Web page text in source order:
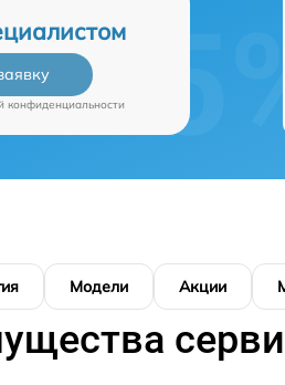
конфиденциальности
Модели Акции